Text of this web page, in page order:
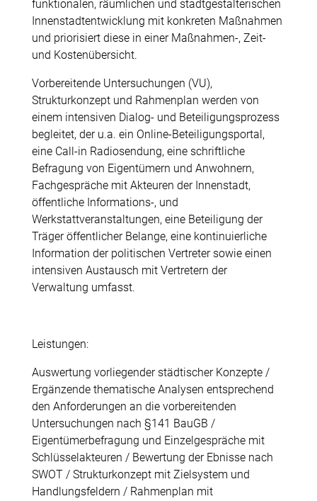
funktionalen, räumlichen und stadtgestalterischen
Innenstadtentwicklung mit konkreten Maßnahmen
und priorisiert diese in einer Maßnahmen-, Zeit-
und Kostenübersicht.
Vorbereitende Untersuchungen (VU),
Strukturkonzept und Rahmenplan werden von
einem intensiven Dialog- und Beteiligungsprozess
begleitet, der u.a. ein Online-Beteiligungsportal,
eine Call-in Radiosendung, eine schriftliche
Befragung von Eigentümern und Anwohnern,
Fachgespräche mit Akteuren der Innenstadt,
öffentliche Informations-, und
Werkstattveranstaltungen, eine Beteiligung der
Träger öffentlicher Belange, eine kontinuierliche
Information der politischen Vertreter sowie einen
intensiven Austausch mit Vertretern der
Verwaltung umfasst.
Leistungen:
Auswertung vorliegender städtischer Konzepte /
Ergänzende thematische Analysen entsprechend
den Anforderungen an die vorbereitenden
Untersuchungen nach §141 BauGB /
Eigentümerbefragung und Einzelgespräche mit
Schlüsselakteuren / Bewertung der Ebnisse nach
SWOT / Strukturkonzept mit Zielsystem und
Handlungsfeldern / Rahmenplan mit